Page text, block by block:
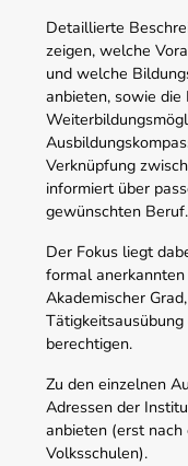
Detaillierte
zeigen, welche
und welche
anbieten, sowie die
Verknüpfung
informiert über
gewünschten Beruf.
Der Fokus liegt
formal
Akademischer
berechtigen.
Zu den einzelnen
Adressen der
anbieten (erst
Volksschulen).